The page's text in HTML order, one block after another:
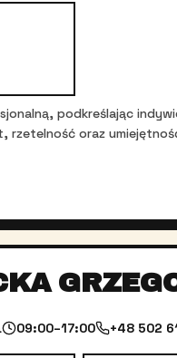
podkreślając
oraz
09:00–17:00 +48 502